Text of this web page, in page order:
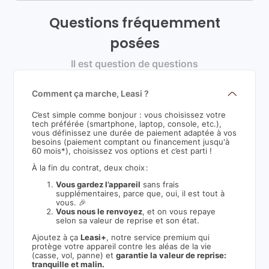
Questions fréquemment
posées
Il est question de questions
Comment ça marche, Leasi ?
C’est simple comme bonjour : vous choisissez votre
tech préférée (smartphone, laptop, console, etc.),
vous définissez une durée de paiement adaptée à vos
besoins (paiement comptant ou financement jusqu'à
60 mois*), choisissez vos options et c’est parti !
À la fin du contrat, deux choix :
Vous gardez l’appareil sans frais
supplémentaires, parce que, oui, il est tout à
vous. 🎉
Vous nous le renvoyez, et on vous repaye
selon sa valeur de reprise et son état.
Ajoutez à ça Leasi+, notre service premium qui
protège votre appareil contre les aléas de la vie
(casse, vol, panne) etgarantie la valeur de reprise:
tranquille et malin.